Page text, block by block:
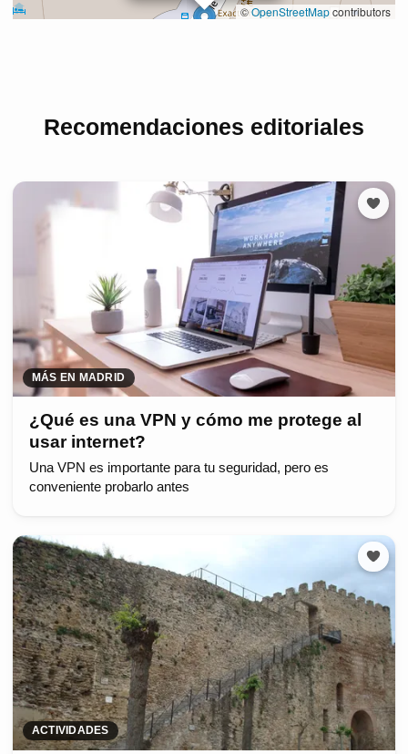
Recomendaciones editoriales
MÁS EN MADRID
¿Qué es una VPN y cómo me protege al
usar internet?
Una VPN es importante para tu seguridad, pero es
conveniente probarlo antes
ACTIVIDADES